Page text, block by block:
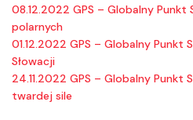
08.12.2022 GPS – Globalny
polarnych
01.12.2022 GPS – Globalny Punkt
Słowacji
24.11.2022 GPS – Globalny Punkt
twardej sile